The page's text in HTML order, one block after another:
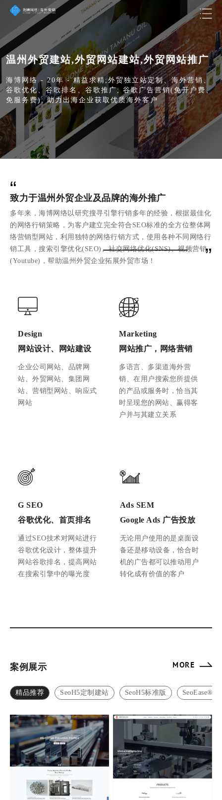
温州外贸建站,外贸网站建站,外贸网站推广
海博网络 - 20年 - 精益求精;外贸独立站定制、海外营销、
谷歌优化、谷歌排名、谷歌推广; 谷歌广告营销(免开户费、
免服务费); 助力出海企业获取优质海外客户
“
致力于温州外贸企业及品牌的海外推广
多年来，海博网络以研究搜寻引擎行销多年的经验，根据最佳化
的网络行销策略，为客户建立完全符合SEO标准的全方位整体网
络营销型网站，利用独特的网络行销方式，使用各种不同网络行
销工具，搜索引擎优化(SEO)、社交网络优化(SNS)、视频营销
(Youtube)，帮助温州外贸企业拓展外贸市场！
”
Design
网站设计、网站建设
企业公司网站、品牌网
站、外贸网站、集团网
站、营销型网站、响应式
网站
Marketing
网站推广，网络营销
多语言、多渠道海外营
销、在用户搜索您所提供
的产品或服务时，恰当其
时呈现您的网站、赢得客
户并与其建立关系
G SEO
谷歌优化、首页排名
通过SEO技术对网站进行
谷歌优化设计，整体提升
网站谷歌排名，提高网站
在搜索引擎中的曝光度
Ads SEM
Google Ads 广告投放
无论用户使用的是桌面设
备还是移动设备，恰合时
机的广告都可以推动用户
转化成有价值的客户
案例展示 MORE
精品推荐 SeoH5定制建站 SeoH5标准版 SeoEase®